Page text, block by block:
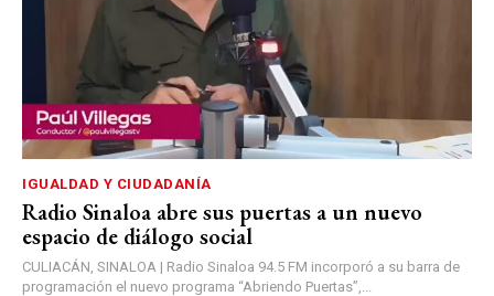
IGUALDAD Y CIUDADANÍA
Radio Sinaloa abre sus puertas a un nuevo
espacio de diálogo social
CULIACÁN, SINALOA | Radio Sinaloa 94.5 FM incorporó a su barra de
programación el nuevo programa “Abriendo Puertas”,...